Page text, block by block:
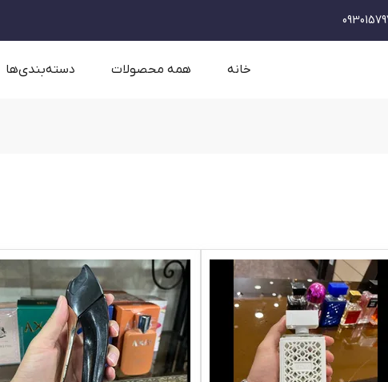
خانه همه محصولات دسته‌بندی‌ها